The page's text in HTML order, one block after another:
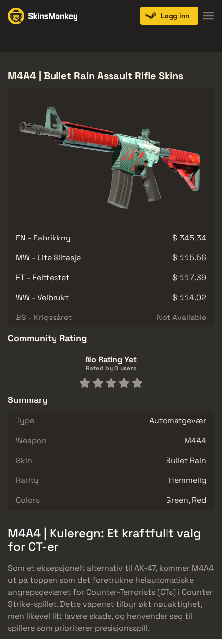
Logg inn
M4A4 | Bullet Rain Assault Rifle Skins
FN - Fabrikkny
$ 345.34
MW - Lite Slitasje
$ 115.56
FT - Felttestet
$ 117.39
WW - Velbrukt
$ 114.02
BS - Krigssåret
Not Available
Community Rating
No Rating Yet
Rated by 0 users
Summary
Type
Automatgevær
Weapon
M4A4
Skin
Bullet Rain
Rarity
Hemmelig
Colors
Green, Red
M4A4 | Kuleregn: Et kraftfullt valg
for CT-er
Som et eksepsjonelt alternativ til AK-47, kommer M4A4
ut på toppen som det foretrukne helautomatiske
angrepsgeværet for Counter-Terrorists (CTs) i Counter
Strike-spillet. Dette våpenet tilbyr økt nøyaktighet,
men likevel litt lavere skade, og henvender seg til
spillere som prioriterer presisjonsspill.